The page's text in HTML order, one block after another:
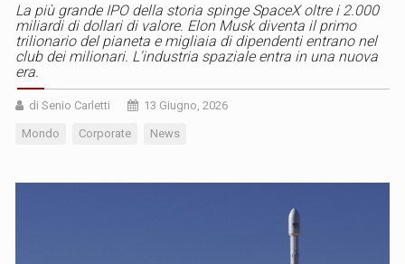
La più grande IPO della storia spinge SpaceX oltre i 2.000
miliardi di dollari di valore. Elon Musk diventa il primo
trilionario del pianeta e migliaia di dipendenti entrano nel
club dei milionari. L'industria spaziale entra in una nuova
era.
di Senio Carletti 13 Giugno, 2026
Mondo Corporate News